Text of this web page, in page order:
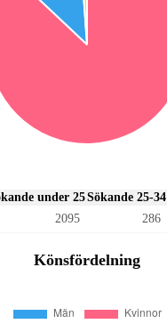
under 25Sökande 25-34
2095 286
Könsfördelning